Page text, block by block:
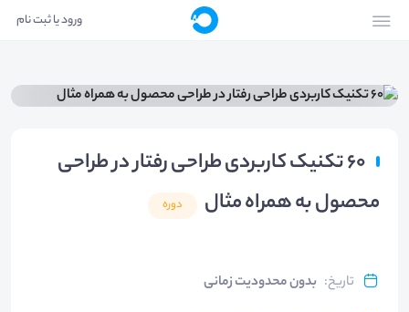
ورود یا ثبت نام
۶۰ تکنیک کاربردی طراحی رفتار در طراحی
محصول به همراه مثال
دوره
تاریخ: بدون محدودیت زمانی